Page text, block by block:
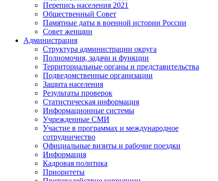
Перепись населения 2021
Общественный Совет
Памятные даты в военной истории России
Совет женщин
Администрация
Структура администрации округа
Полномочия, задачи и функции
Территориальные органы и представительства
Подведомственные организации
Защита населения
Результаты проверок
Статистическая информация
Информационные системы
Учрежденные СМИ
Участие в программах и международное
сотрудничество
Официальные визиты и рабочие поездки
Информация
Кадровая политика
Приоритеты